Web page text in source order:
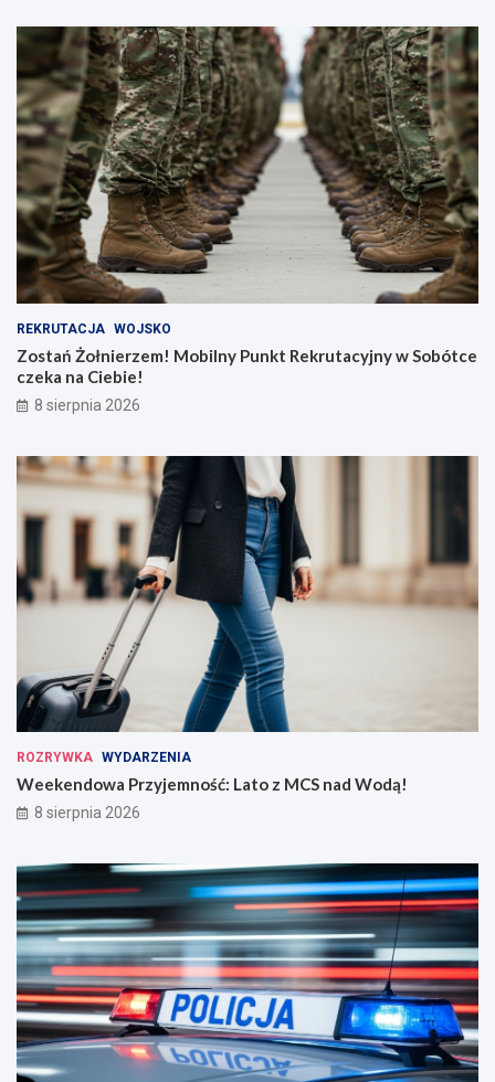
REKRUTACJA WOJSKO
Zostań Żołnierzem! Mobilny Punkt Rekrutacyjny w Sobótce
czeka na Ciebie!
8 sierpnia 2026
ROZRYWKA WYDARZENIA
Weekendowa Przyjemność: Lato z MCS nad Wodą!
8 sierpnia 2026